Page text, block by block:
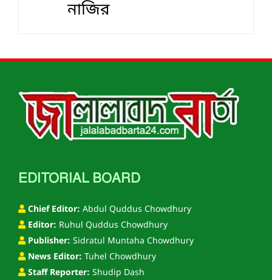
নাজির
EDITORIAL BOARD
Chief Editor: Abdul Quddus Chowdhury
Editor: Ruhul Quddus Chowdhury
Publisher: Sidratul Muntaha Chowdhury
News Editor: Tuhel Chowdhury
Staff Reporter: Shudip Dash